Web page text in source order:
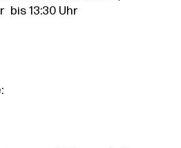
bis 13:30 Uhr